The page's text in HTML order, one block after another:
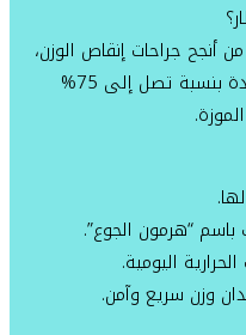
أنجح جراحات إنقاص الوزن،
حيث يقوم الجراح بتقليص حجم المعدة بنسبة تصل إلى 75%
“هرمون الجوع”.
اليومية.
وزن سريع وآمن.